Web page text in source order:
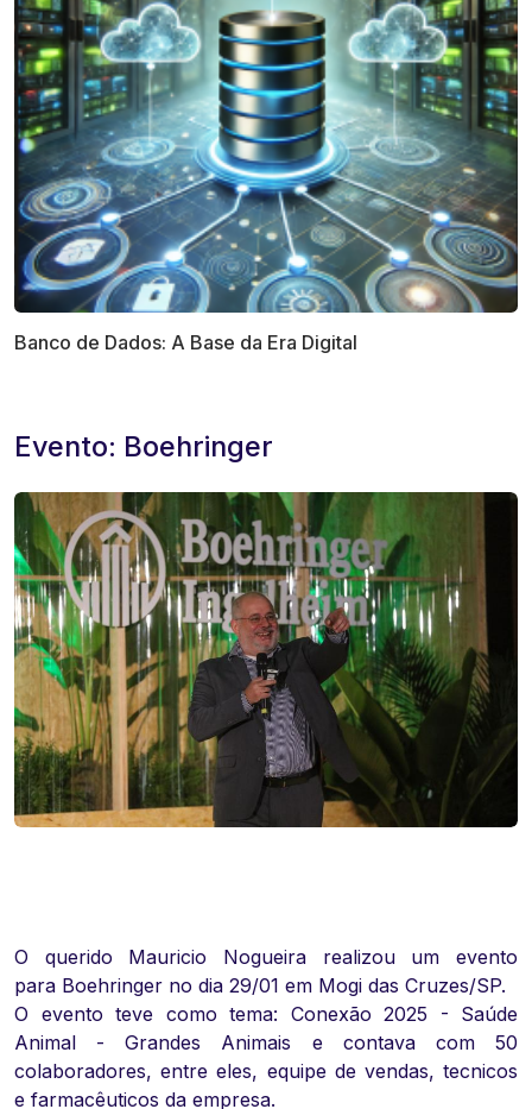
Evento: Boehringer
O querido Mauricio Nogueira realizou um evento
para Boehringer no dia 29/01 em Mogi das Cruzes/SP.
O evento teve como tema: Conexão 2025 - Saúde
Animal - Grandes Animais e contava com 50
colaboradores, entre eles, equipe de vendas, tecnicos
e farmacêuticos da empresa.
Banco de Dados: A Base da Era Digital